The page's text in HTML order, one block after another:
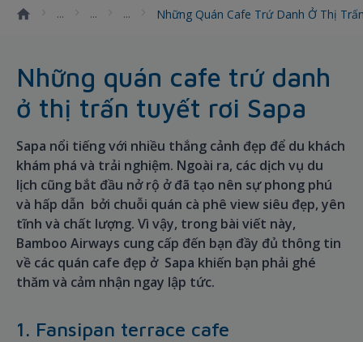
Những Quán Cafe Trứ Danh Ở Thị
Những quán cafe trứ danh
ở thị trấn tuyết rơi Sapa
Sapa nổi tiếng với nhiều thắng cảnh đẹp để du khách
khám phá và trải nghiệm. Ngoài ra, các dịch vụ du
lịch cũng bắt đầu nở rộ ở đã tạo nên sự phong phú
và hấp dẫn bởi chuỗi quán cà phê view siêu đẹp, yên
tĩnh và chất lượng. Vì vậy, trong bài viết này,
Bamboo Airways cung cấp đến bạn đầy đủ thông tin
về các quán cafe đẹp ở Sapa khiến bạn phải ghé
thăm và cảm nhận ngay lập tức.
1. Fansipan terrace cafe